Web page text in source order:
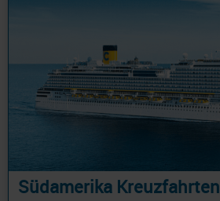
Südamerika Kreuzfahrten